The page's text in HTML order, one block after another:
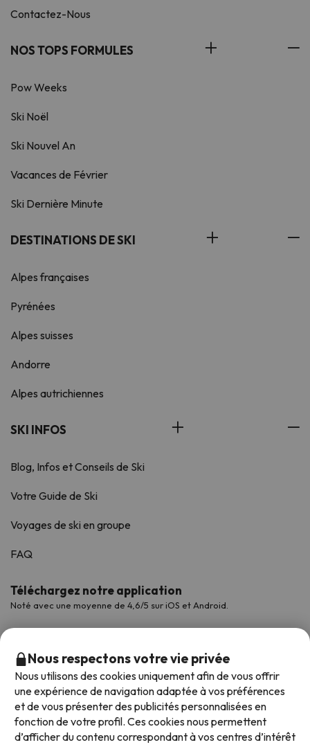
Contactez-Nous
NOS TOPS FORMULES
Pow Weeks
Ski Noël
Ski Nouvel An
Vacances de Février
Ski Dernière Minute
DESTINATIONS DE SKI
Alpes françaises
Pyrénées
Alpes suisses
Andorre
Alpes autrichiennes
SKI INFOS
Blog, Infos et Conseils de Ski
Votre Guide de Ski
Voyages de ski en groupe
FAQ
Téléchargez notre application
Noté avec une moyenne de 4,6/5 sur iOS et Android.
Nous respectons votre vie privée
Nous utilisons des cookies uniquement afin de vous offrir
une expérience de navigation adaptée à vos préférences
et de vous présenter des publicités personnalisées en
fonction de votre profil. Ces cookies nous permettent
d’afficher du contenu correspondant à vos centres d’intérêt